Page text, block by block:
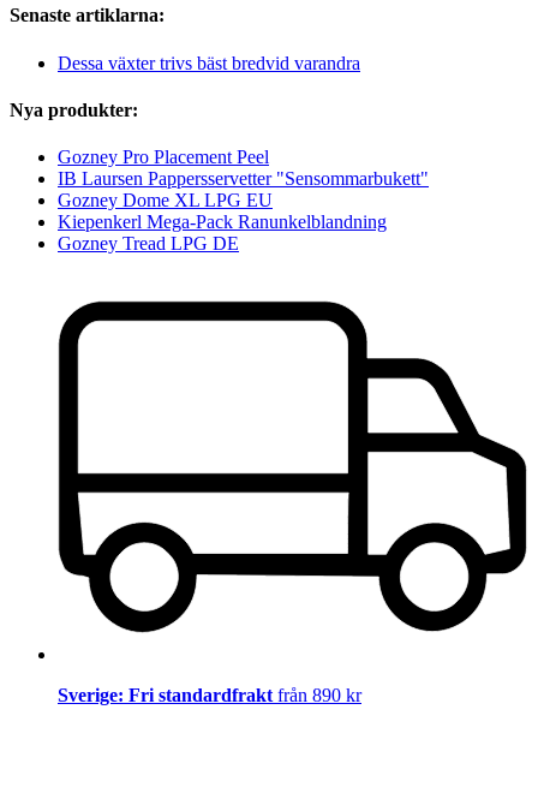
Senaste artiklarna:
Dessa växter trivs bäst bredvid varandra
Nya produkter:
Gozney Pro Placement Peel
IB Laursen Pappersservetter "Sensommarbukett"
Gozney Dome XL LPG EU
Kiepenkerl Mega-Pack Ranunkelblandning
Gozney Tread LPG DE
Sverige: Fri standardfrakt från 890 kr